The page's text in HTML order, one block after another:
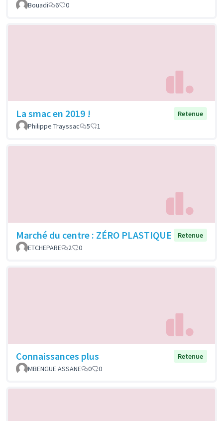
Bouadi 6 0
La smac en 2019 !
Retenue
Philippe Trayssac
5 1
Marché du centre : ZÉRO PLASTIQUE
Retenue
ETCHEPARE
2 0
Connaissances plus
Retenue
MBENGUE ASSANE
0 0